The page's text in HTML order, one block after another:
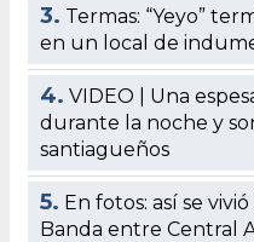
3. Termas: “Yeyo”
en un local de
4. VIDEO | Una
durante la noche y
santiagueños
5. En fotos: así se
Banda entre Central